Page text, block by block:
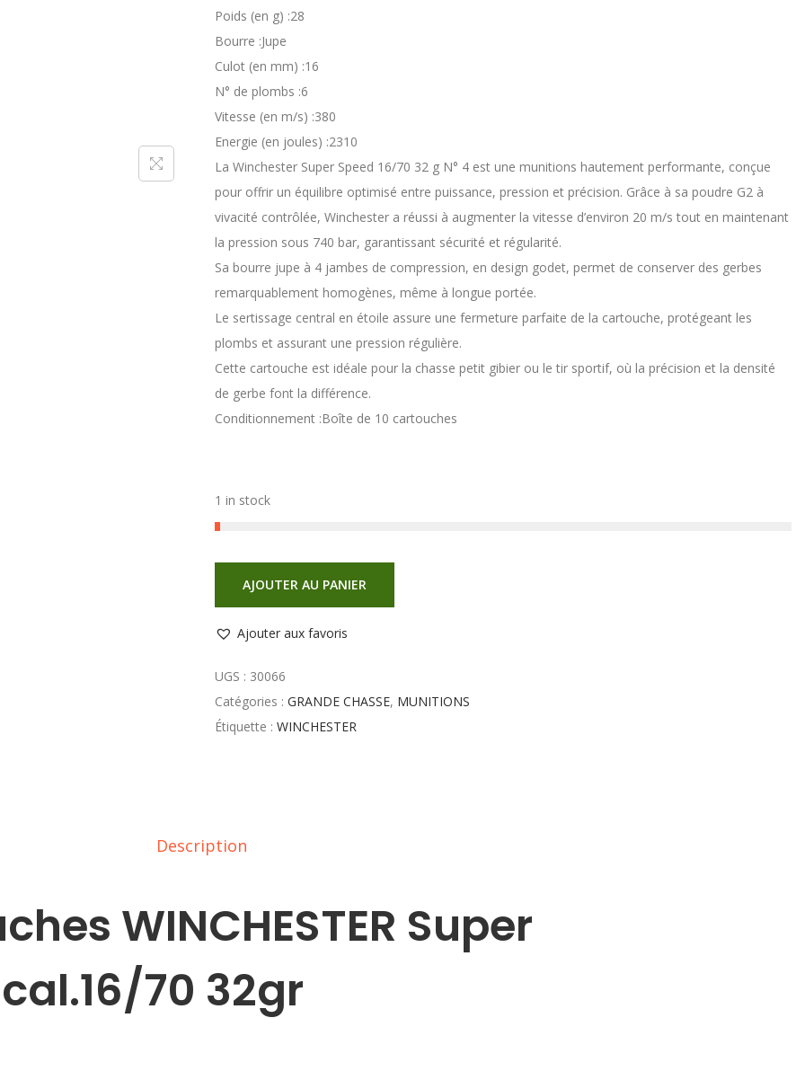
Poids (en g) :28
Bourre :Jupe
Culot (en mm) :16
N° de plombs :6
Vitesse (en m/s) :380
Energie (en joules) :2310
La Winchester Super Speed 16/70 32 g N° 4 est une munitions hautement performante, conçue
pour offrir un équilibre optimisé entre puissance, pression et précision. Grâce à sa poudre G2 à
vivacité contrôlée, Winchester a réussi à augmenter la vitesse d’environ 20 m/s tout en maintenant
la pression sous 740 bar, garantissant sécurité et régularité.
Sa bourre jupe à 4 jambes de compression, en design godet, permet de conserver des gerbes
remarquablement homogènes, même à longue portée.
Le sertissage central en étoile assure une fermeture parfaite de la cartouche, protégeant les
plombs et assurant une pression régulière.
Cette cartouche est idéale pour la chasse petit gibier ou le tir sportif, où la précision et la densité
de gerbe font la différence.
Conditionnement :Boîte de 10 cartouches
1 in stock
AJOUTER AU PANIER
Ajouter aux favoris
UGS : 30066
Catégories : GRANDE CHASSE, MUNITIONS
Étiquette : WINCHESTER
Description
WINCHESTER Super
70 32gr